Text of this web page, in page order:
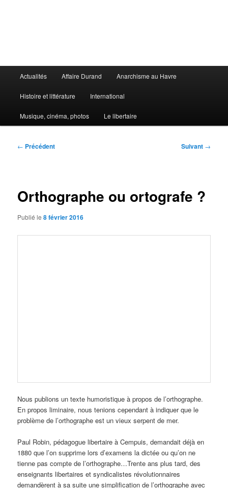
principal
Actualités Affaire Durand Anarchisme au Havre
Histoire et littérature International
Musique, cinéma, photos Le libertaire
Navigation
← Précédent Suivant →
Orthographe ou ortografe ?
Publié le8 février 2016
Nous publions un texte humoristique à propos de l’orthographe.
En propos liminaire, nous tenions cependant à indiquer que le
problème de l’orthographe est un vieux serpent de mer.
Paul Robin, pédagogue libertaire à Cempuis, demandait déjà en
1880 que l’on supprime lors d’examens la dictée ou qu’on ne
tienne pas compte de l’orthographe…Trente ans plus tard, des
enseignants libertaires et syndicalistes révolutionnaires
demandèrent à sa suite une simplification de l’orthographe avec